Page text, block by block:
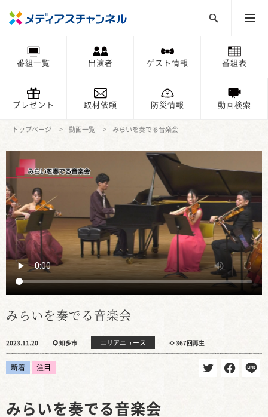
番組一覧 出演者 ゲスト情報 番組表
プレゼント 取材依頼 防災情報 動画検索
トップページ 動画一覧 みらいを奏でる音楽会
みらいを奏でる音楽会
2023.11.20 知多市 エリアニュース 367回再生
新着 注目
みらいを奏でる音楽会